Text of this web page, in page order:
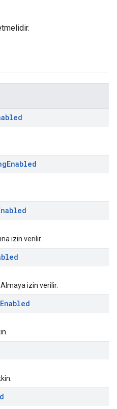
Enabled
izin verilir.
izin verilir.
Enabled